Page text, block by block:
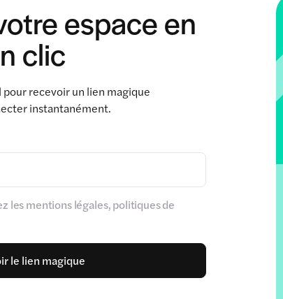
espace en
clic
pour recevoir un lien magique
instantanément.
les mentions légales, politiques de
le lien magique